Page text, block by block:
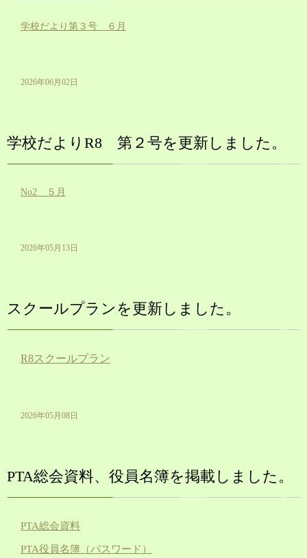
学校だより第３号 ６月
2026年06月02日
学校だよりR8 第２号を更新しました。
No2 ５月
2026年05月13日
スクールプランを更新しました。
R8スクールプラン
2026年05月08日
PTA総会資料、役員名簿を掲載しました。
PTA総会資料
PTA役員名簿（パスワード）